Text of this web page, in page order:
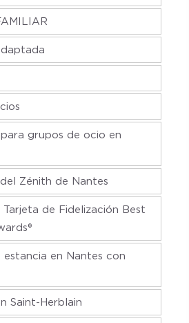
grupos de ocio en
Zénith de Nantes
de Fidelización Best
estancia en Nantes con
Saint-Herblain